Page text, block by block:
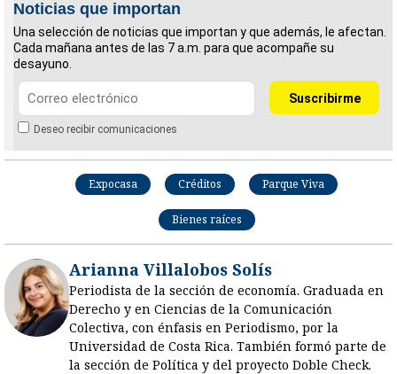
Noticias que importan
Una selección de noticias que importan y que además, le afectan.
Cada mañana antes de las 7 a.m. para que acompañe su
desayuno.
Deseo recibir comunicaciones
Expocasa Créditos Parque Viva
Bienes raíces
Arianna Villalobos Solís
Periodista de la sección de economía. Graduada en
Derecho y en Ciencias de la Comunicación
Colectiva, con énfasis en Periodismo, por la
Universidad de Costa Rica. También formó parte de
la sección de Política y del proyecto Doble Check.